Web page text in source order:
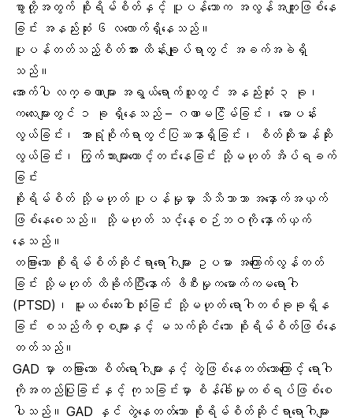
စွာတို့အတွက် စိုးရိမ်စိတ်နှင့် ပူပန်သောက အလွန်အကျူးဖြစ်နေ
ခြင်း အနည်းဆုံး ၆ လလောက်ရှိနေသည်။
ပူပန်တတ်သည့်စိတ်အား ထိန်းချုပ်ရာတွင် အခက်အခဲရှိ
သည်။
အောက်ပါ လက္ခဏာများ အရွယ်ရောက်သူတွင် အနည်းဆုံး ၃ ခု၊
ကလေးများတွင် ၁ ခု ရှိနေသည် – ဂဏာမငြိမ်ခြင်း၊ မောပန်း
လွယ်ခြင်း၊ အာရုံစိုက်ရာတွင်ပြဿနာရှိခြင်း၊ စိတ်ဆိုးမာန်ဆိုး
လွယ်ခြင်း၊ ကြွက်သားများတောင့်တင်းနေခြင်း သို့မဟုတ် အိပ်ရခက်
ခြင်း
စိုးရိမ်စိတ် သို့မဟုတ် ပူပန်မှုမှာ သိသိသာသာ အနှောက်အယှက်
ဖြစ်နေစေသည်။ သို့မဟုတ် သင့်နေ့စဉ်ဘဝကို နှောက်ယှက်
နေသည်။
တခြားသော စိုးရိမ်စိတ်ဆိုင်ရာရောဂါများ ဥပမာ အကြောက်လွန်တတ်
ခြင်း သို့မဟုတ် ထိခိုက်ပြီးနောက် ဖိစီးမှုကမောက်ကမရောဂါ
(PTSD)၊ မူးယစ်ဆေးဝါးသုံးခြင်း သို့မဟုတ် ရောဂါတစ်ခုခုရှိန
ခြင်း စသည်ကိစ္စများနှင့် မသက်ဆိုင်သော စိုးရိမ်စိတ်ဖြစ်နေ
တတ်သည်။
GAD မှာ တခြားသော စိတ်ရောဂါများနှင့် တွဲဖြစ်နေတတ်သောကြောင့် ရောဂါ
ကိုအတည်ပြုခြင်းနှင့် ကုသခြင်းမှာ စိန်ခေါ်မှုတစ်ရပ်ဖြစ်စေ
ပါသည်။ GAD နှင် တွဲနေတတ်သော စိုးရိမ်စိတ်ဆိုင်ရာရောဂါများ